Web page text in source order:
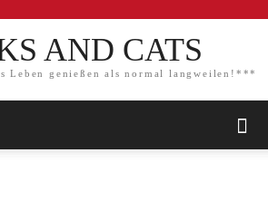
AND CATS
Leben genießen als normal langweilen!***